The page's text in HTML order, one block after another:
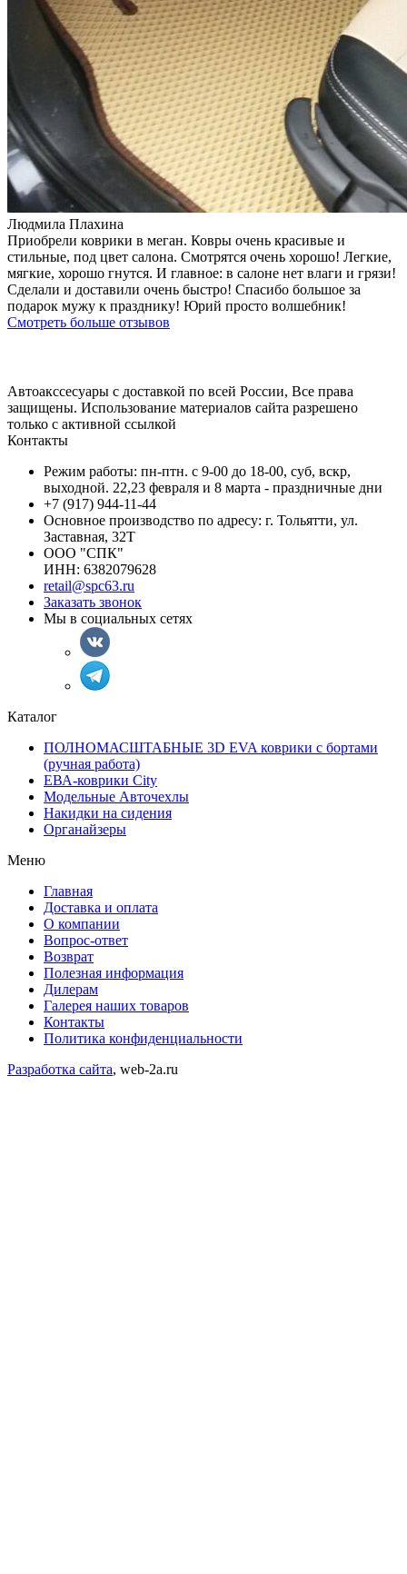
Людмила Плахина
Приобрели коврики в меган. Ковры очень красивые и
стильные, под цвет салона. Смотрятся очень хорошо! Легкие,
мягкие, хорошо гнутся. И главное: в салоне нет влаги и грязи!
Сделали и доставили очень быстро! Спасибо большое за
подарок мужу к празднику! Юрий просто волшебник!
Смотреть больше отзывов
Автоакссесуары с доставкой по всей России, Все права
защищены. Использование материалов сайта разрешено
только с активной ссылкой
Контакты
Режим работы: пн-птн. с 9-00 до 18-00, суб, вскр,
выходной. 22,23 февраля и 8 марта - праздничные дни
+7 (917) 944-11-44
Основное производство по адресу: г. Тольятти, ул.
Заставная, 32Т
ООО "СПК"
ИНН: 6382079628
retail@spc63.ru
Заказать звонок
Мы в социальных сетях
Каталог
ПОЛНОМАСШТАБНЫЕ 3D EVA коврики с бортами
(ручная работа)
ЕВА-коврики City
Модельные Авточехлы
Накидки на сидения
Органайзеры
Меню
Главная
Доставка и оплата
О компании
Вопрос-ответ
Возврат
Полезная информация
Дилерам
Галерея наших товаров
Контакты
Политика конфиденциальности
Разработка сайта, web-2a.ru